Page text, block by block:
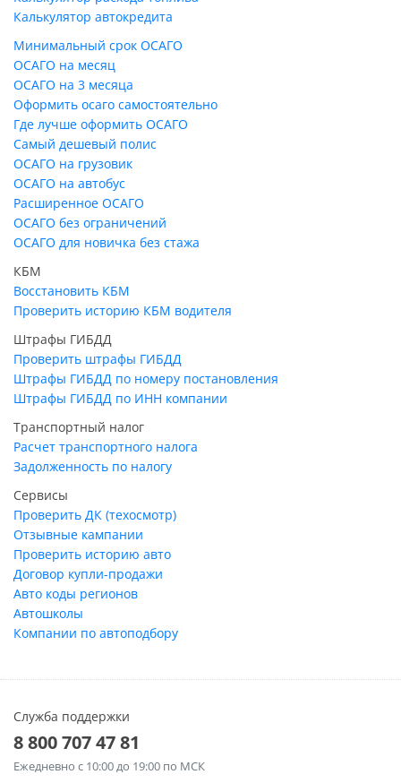
Калькулятор автокредита
Минимальный срок ОСАГО
ОСАГО на месяц
ОСАГО на 3 месяца
Оформить осаго самостоятельно
Где лучше оформить ОСАГО
Самый дешевый полис
ОСАГО на грузовик
ОСАГО на автобус
Расширенное ОСАГО
ОСАГО без ограничений
ОСАГО для новичка без стажа
КБМ
Восстановить КБМ
Проверить историю КБМ водителя
Штрафы ГИБДД
Проверить штрафы ГИБДД
Штрафы ГИБДД по номеру постановления
Штрафы ГИБДД по ИНН компании
Транспортный налог
Расчет транспортного налога
Задолженность по налогу
Сервисы
Проверить ДК (техосмотр)
Отзывные кампании
Проверить историю авто
Договор купли-продажи
Авто коды регионов
Автошколы
Компании по автоподбору
Служба поддержки
8 800 707 47 81
Ежедневно с 10:00 до 19:00 по МСК